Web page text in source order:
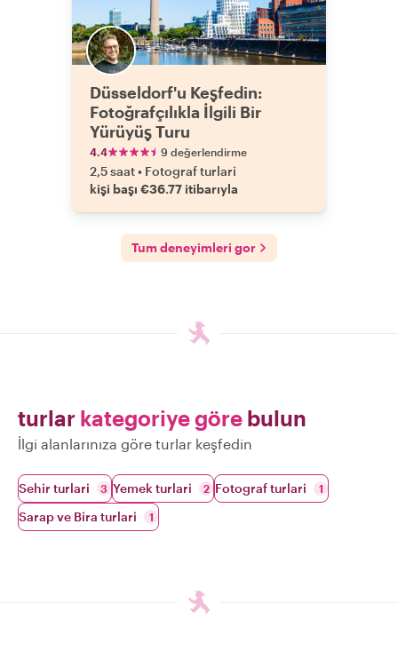
Düsseldorf'u Keşfedin:
Fotoğrafçılıkla İlgili Bir
Yürüyüş Turu
4.4 9 değerlendirme
2,5 saat• Fotograf turlari
kişi başı €36.77 itibarıyla
Tum deneyimleri gor
turlar kategoriye göre bulun
İlgi alanlarınıza göre turlar keşfedin
Sehir turlari 3 Yemek turlari 2 Fotograf turlari 1
Sarap ve Bira turlari 1